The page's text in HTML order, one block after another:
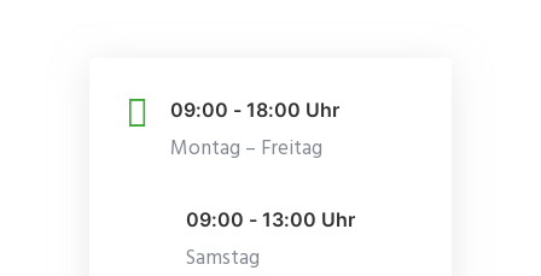
09:00 - 18:00 Uhr
Montag – Freitag
09:00 - 13:00 Uhr
Samstag